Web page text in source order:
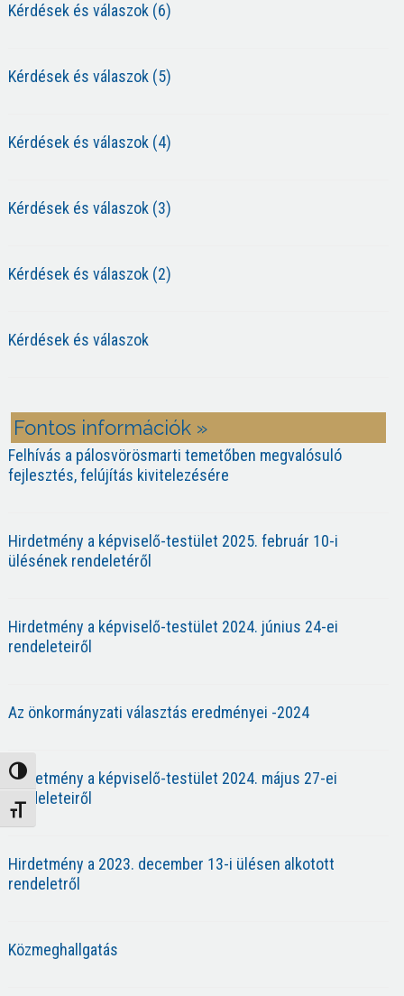
Nagy kontraszt váltása
Betűméret váltása
Kérdések és válaszok (6)
Kérdések és válaszok (5)
Kérdések és válaszok (4)
Kérdések és válaszok (3)
Kérdések és válaszok (2)
Kérdések és válaszok
Fontos információk »
Felhívás a pálosvörösmarti temetőben megvalósuló
fejlesztés, felújítás kivitelezésére
Hirdetmény a képviselő-testület 2025. február 10-i
ülésének rendeletéről
Hirdetmény a képviselő-testület 2024. június 24-ei
rendeleteiről
Az önkormányzati választás eredményei -2024
Hirdetmény a képviselő-testület 2024. május 27-ei
rendeleteiről
Hirdetmény a 2023. december 13-i ülésen alkotott
rendeletről
Közmeghallgatás